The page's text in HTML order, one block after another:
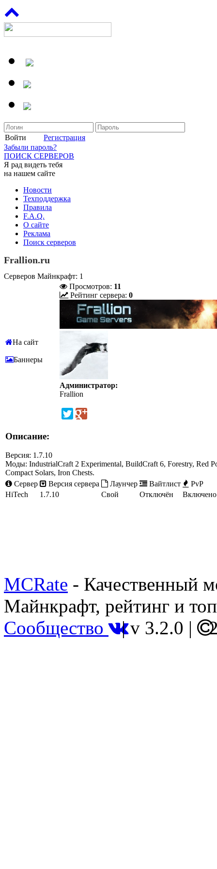
Войти
Регистрация
Забыли пароль?
ПОИСК СЕРВЕРОВ
Я рад видеть тебя
на нашем сайте
Новости
Техподдержка
Правила
F.A.Q.
О сайте
Реклама
Поиск серверов
Frallion.ru
Серверов Майнкрафт: 1
На сайт
Баннеры
Просмотров: 11
Рейтинг сервера: 0
Администратор:
Frallion
Описание:
Версия: 1.7.10
Моды: IndustrialCraft 2 Experimental, BuildCraft 6, Forestry, Red
Compact Solars, Iron Chests.
Сервер
Версия сервера Лаунчер Вайтлист
PvP
HiTech
1.7.10 Свой Отключён Включено
MCRate - Качественный
Майнкрафт, рейтинг и
Сообщество |v 3.2.0 |